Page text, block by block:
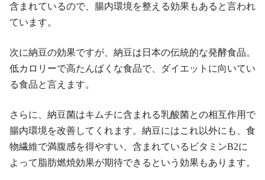
含まれているので、腸内環境を整える効果もあると言われ
ています。
次に納豆の効果ですが、納豆は日本の伝統的な発酵食品。
低カロリーで高たんぱくな食品で、ダイエットに向いてい
る食品と言えます。
さらに、納豆菌はキムチに含まれる乳酸菌との相互作用で
腸内環境を改善してくれます。納豆にはこれ以外にも、食
物繊維で満腹感を得やすい、含まれているビタミンB2に
よって脂肪燃焼効果が期待できるという効果もあります。